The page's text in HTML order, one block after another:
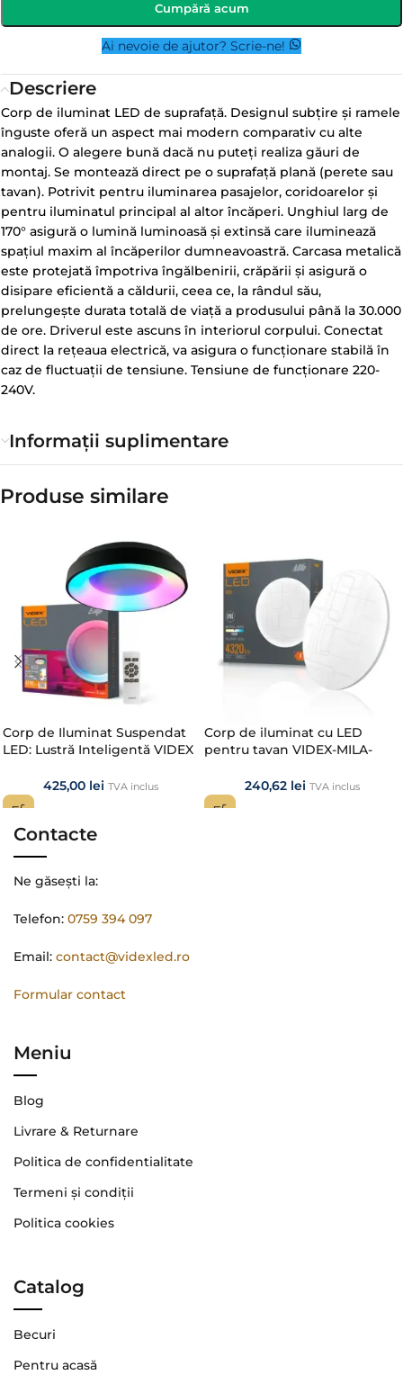
Cumpără acum
Ai nevoie de ajutor? Scrie-ne!
Descriere
Corp de iluminat LED de suprafață. Designul subțire și ramele
înguste oferă un aspect mai modern comparativ cu alte
analogii. O alegere bună dacă nu puteți realiza găuri de
montaj. Se montează direct pe o suprafață plană (perete sau
tavan). Potrivit pentru iluminarea pasajelor, coridoarelor și
pentru iluminatul principal al altor încăperi. Unghiul larg de
170° asigură o lumină luminoasă și extinsă care iluminează
spațiul maxim al încăperilor dumneavoastră. Carcasa metalică
este protejată împotriva îngălbenirii, crăpării și asigură o
disipare eficientă a căldurii, ceea ce, la rândul său,
prelungește durata totală de viață a produsului până la 30.000
de ore. Driverul este ascuns în interiorul corpului. Conectat
direct la rețeaua electrică, va asigura o funcționare stabilă în
caz de fluctuații de tensiune. Tensiune de funcționare 220-
240V.
Informații suplimentare
Produse similare​
Corp de Iluminat Suspendat
LED: Lustră Inteligentă VIDEX
Telecomandă
425,00 lei TVA inclus
Corp de iluminat cu LED
pentru tavan VIDEX-MILA-
240,62 lei TVA inclus
Contacte
Ne găsești la:
Telefon: 0759 394 097
Email: contact@videxled.ro
Formular contact
Meniu
Blog
Livrare & Returnare
Politica de confidentialitate
Termeni şi condiţii
Politica cookies
Catalog
Becuri
Pentru acasă